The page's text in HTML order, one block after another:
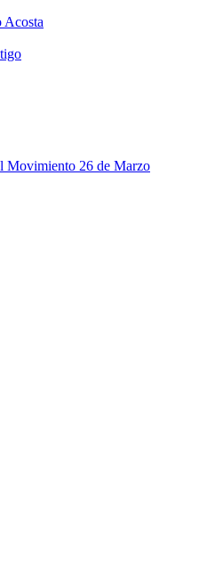
Acosta
Movimiento 26 de Marzo